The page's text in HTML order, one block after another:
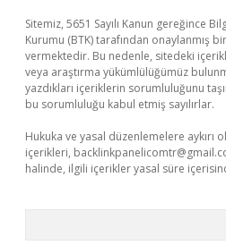
Sitemiz, 5651 Sayılı Kanun gereğince
Kurumu (BTK) tarafından onaylanmış
vermektedir. Bu nedenle, sitedeki
veya araştırma yükümlülüğümüz
yazdıkları içeriklerin sorumluluğunu
bu sorumluluğu kabul etmiş sayılırlar.
Hukuka ve yasal düzenlemelere aykırı
içerikleri,
halinde, ilgili içerikler yasal süre